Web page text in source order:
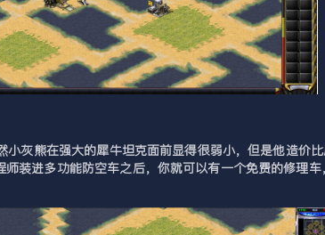
灰熊在强大的犀牛坦克面前显得很弱小，但是他造价
装进多功能防空车之后，你就可以有一个免费的修理